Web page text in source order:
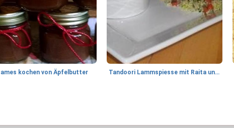
kochen von Äpfelbutter Tandoori Lammspiesse mit Raita und Couscous